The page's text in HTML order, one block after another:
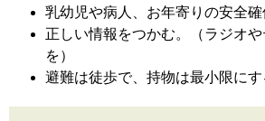
乳幼児や病人、お年寄りの安全確
正しい情報をつかむ。（ラジオ
を）
避難は徒歩で、持物は最小限にす